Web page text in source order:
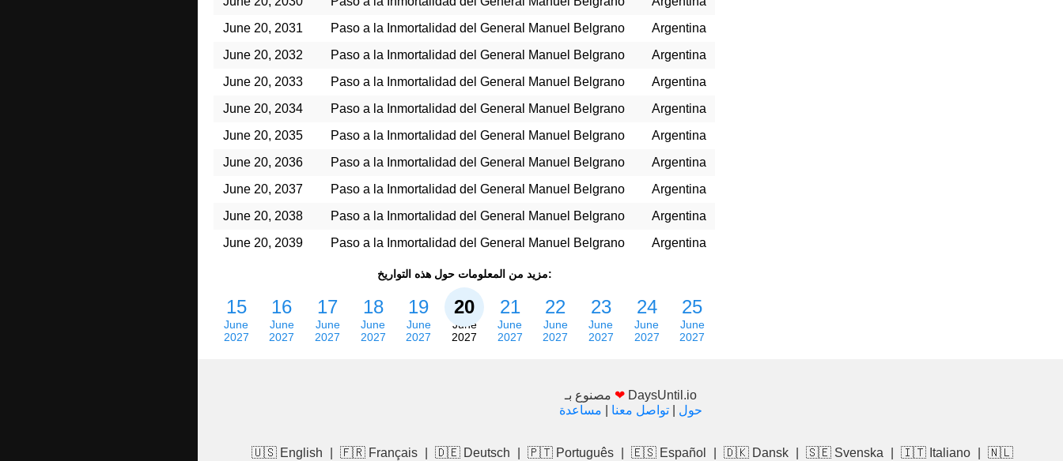
June 20, 2031
Paso a la Inmortalidad del General Manuel Belgrano
Argentina
June 20, 2032
Paso a la Inmortalidad del General Manuel Belgrano
Argentina
June 20, 2033
Paso a la Inmortalidad del General Manuel Belgrano
Argentina
June 20, 2034
Paso a la Inmortalidad del General Manuel Belgrano
Argentina
June 20, 2035
Paso a la Inmortalidad del General Manuel Belgrano
Argentina
June 20, 2036
Paso a la Inmortalidad del General Manuel Belgrano
Argentina
June 20, 2037
Paso a la Inmortalidad del General Manuel Belgrano
Argentina
June 20, 2038
Paso a la Inmortalidad del General Manuel Belgrano
Argentina
June 20, 2039
Paso a la Inmortalidad del General Manuel Belgrano Argentina
مزيد من المعلومات حول هذه التواريخ:
15
June
2027
16
June
2027
17
June
2027
18
June
2027
19
June
2027
20
June
2027
21
June
2027
22
June
2027
23
June
2027
24
June
2027
25
June
2027
❤ DaysUntil.io
حول |تواصل معنا مساعدة
🇺🇸 English 🇫🇷 Français 🇩🇪 Deutsch 🇵🇹 Português 🇪🇸 Español 🇩🇰 Dansk 🇸🇪 Svenska 🇮🇹 Italiano
🇳🇱